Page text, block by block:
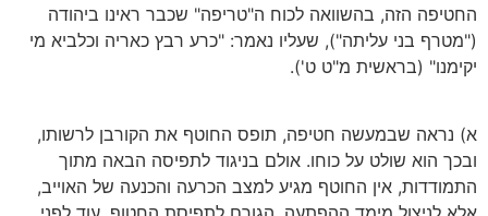
החטיפה הזה, בהשוואה לכוח ה"טריפה" שכבר ראינו ביהודה
("מטרף בני עליתה"), שעליו נאמר: "כרע רבץ כאריה וכלביא מי
יקימנו" (בראשית מ"ט ט').
א) נראה שבמעשה חטיפה, תופס החוטף את הקורבן לרשותו,
ובכך הוא שולט על כוחו. אולם בניגוד לתפיסה הבאה מתוך
התמודדות, אין החוטף מגיע למצב הכרעה והכנעה של האוייב,